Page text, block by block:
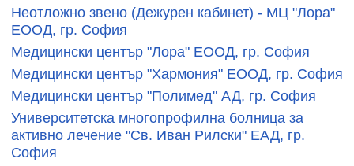
Неотложно звено (Дежурен кабинет) - МЦ "Лора"
ЕООД, гр. София
Медицински център "Лора" ЕООД, гр. София
Медицински център "Хармония" ЕООД, гр. София
Медицински център "Полимед" АД, гр. София
Университетска многопрофилна болница за
активно лечение "Св. Иван Рилски" ЕАД, гр.
София